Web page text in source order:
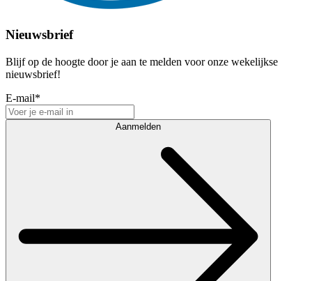
Nieuwsbrief
Blijf op de hoogte door je aan te melden voor onze wekelijkse
nieuwsbrief!
E-mail*
Aanmelden